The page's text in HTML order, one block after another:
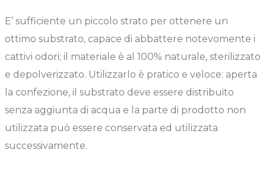
E’ sufficiente un piccolo strato per ottenere un
ottimo substrato, capace di abbattere notevomente i
cattivi odori; il materiale è al 100% naturale, sterilizzato
e depolverizzato. Utilizzarlo è pratico e veloce: aperta
la confezione, il substrato deve essere distribuito
senza aggiunta di acqua e la parte di prodotto non
utilizzata può essere conservata ed utilizzata
successivamente.